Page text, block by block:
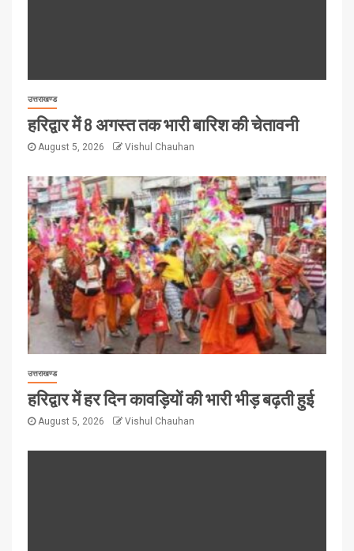
उत्तराखण्ड
हरिद्वार में 8 अगस्त तक भारी बारिश की चेतावनी
August 5, 2026 Vishul Chauhan
उत्तराखण्ड
हरिद्वार में हर दिन कावड़ियों की भारी भीड़ बढ़ती हुई
August 5, 2026 Vishul Chauhan